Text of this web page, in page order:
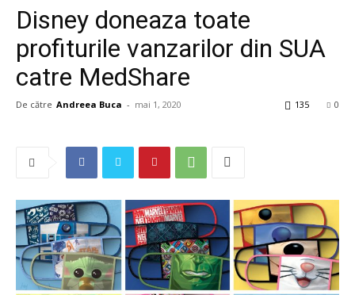
Disney doneaza toate
profiturile vanzarilor din SUA
catre MedShare
De către Andreea Buca - mai 1, 2020 0
135